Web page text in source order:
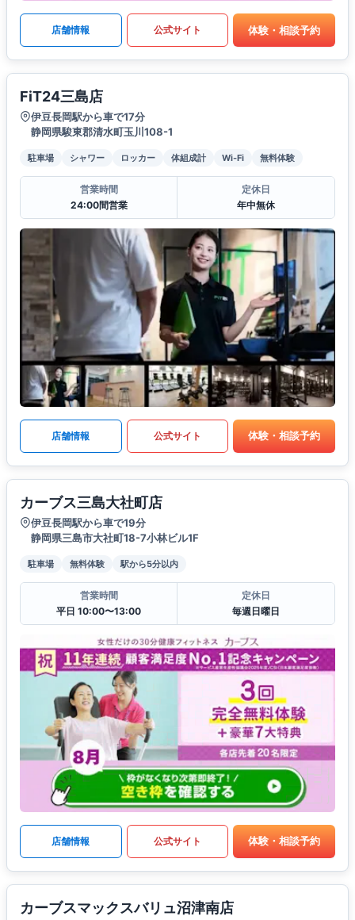
店舗情報 公式サイト 体験・相談予約
FiT24三島店
伊豆長岡駅から車で17分
静岡県駿東郡清水町玉川108-1
駐車場 シャワー ロッカー 体組成計 Wi-Fi 無料体験
営業時間
24:00間営業
定休日
年中無休
店舗情報 公式サイト 体験・相談予約
カーブス三島大社町店
伊豆長岡駅から車で19分
静岡県三島市大社町18-7小林ビル1F
駐車場 無料体験 駅から5分以内
営業時間
平日 10:00〜13:00
定休日
毎週日曜日
店舗情報 公式サイト 体験・相談予約
カーブスマックスバリュ沼津南店